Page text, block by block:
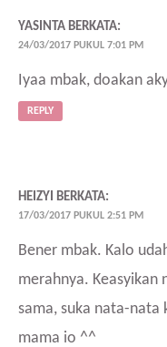
YASINTA BERKATA:
24/03/2017 PUKUL 7:01 PM
Iyaa mbak, doakan
REPLY
HEIZYI BERKATA:
17/03/2017 PUKUL 2:51 PM
Bener mbak. Kalo
merahnya. Keasyikan
sama, suka nata-
mama io ^^